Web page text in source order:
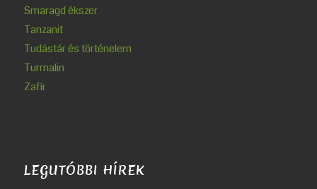
Smaragd ékszer
Tanzanit
Tudástár és történelem
Turmalin
Zafír
LEGUTÓBBI HÍREK